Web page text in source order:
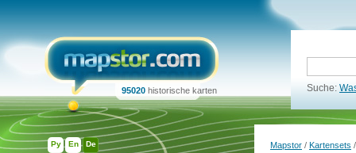
Ру En De
95020 historische karten Suche:
Mapstor / Kartensets